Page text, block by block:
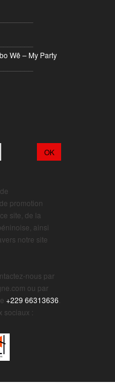
Wê – My Party
promotion
site, de la
ainsi
notre site
nous par
ou par
+229 66313636
sociaux :